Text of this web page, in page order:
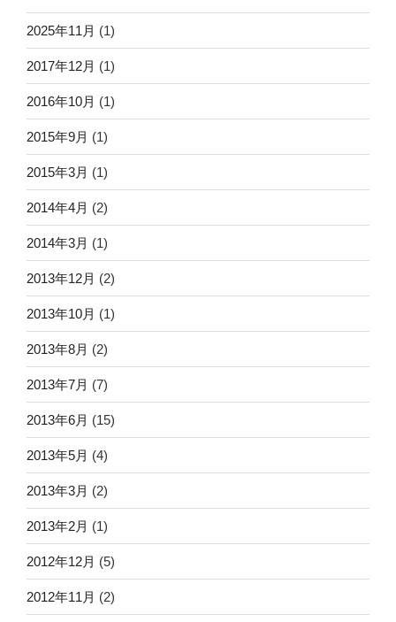
2025年11月 (1)
2017年12月 (1)
2016年10月 (1)
2015年9月 (1)
2015年3月 (1)
2014年4月 (2)
2014年3月 (1)
2013年12月 (2)
2013年10月 (1)
2013年8月 (2)
2013年7月 (7)
2013年6月 (15)
2013年5月 (4)
2013年3月 (2)
2013年2月 (1)
2012年12月 (5)
2012年11月 (2)